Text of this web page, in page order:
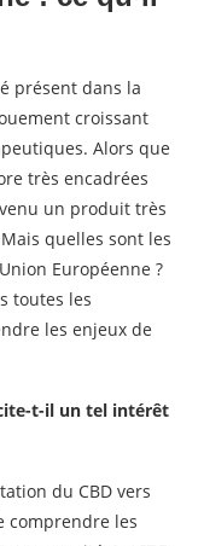
présent dans la
croissant
Alors que
très encadrées
un produit très
quelles sont les
Européenne ?
toutes les
les enjeux de
t-il un tel intérêt
du CBD vers
comprendre les